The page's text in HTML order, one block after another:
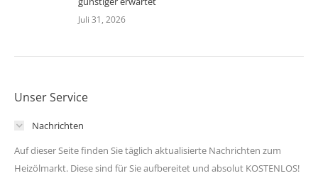
Juli 31, 2026
Unser Service
Nachrichten
Auf dieser Seite finden Sie täglich aktualisierte Nachrichten zum
Heizölmarkt. Diese sind für Sie aufbereitet und absolut KOSTENLOS!